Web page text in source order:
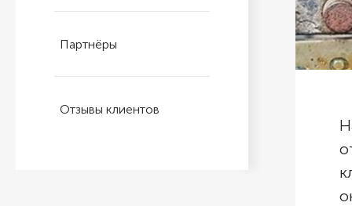
Партнёры
Отзывы клиентов